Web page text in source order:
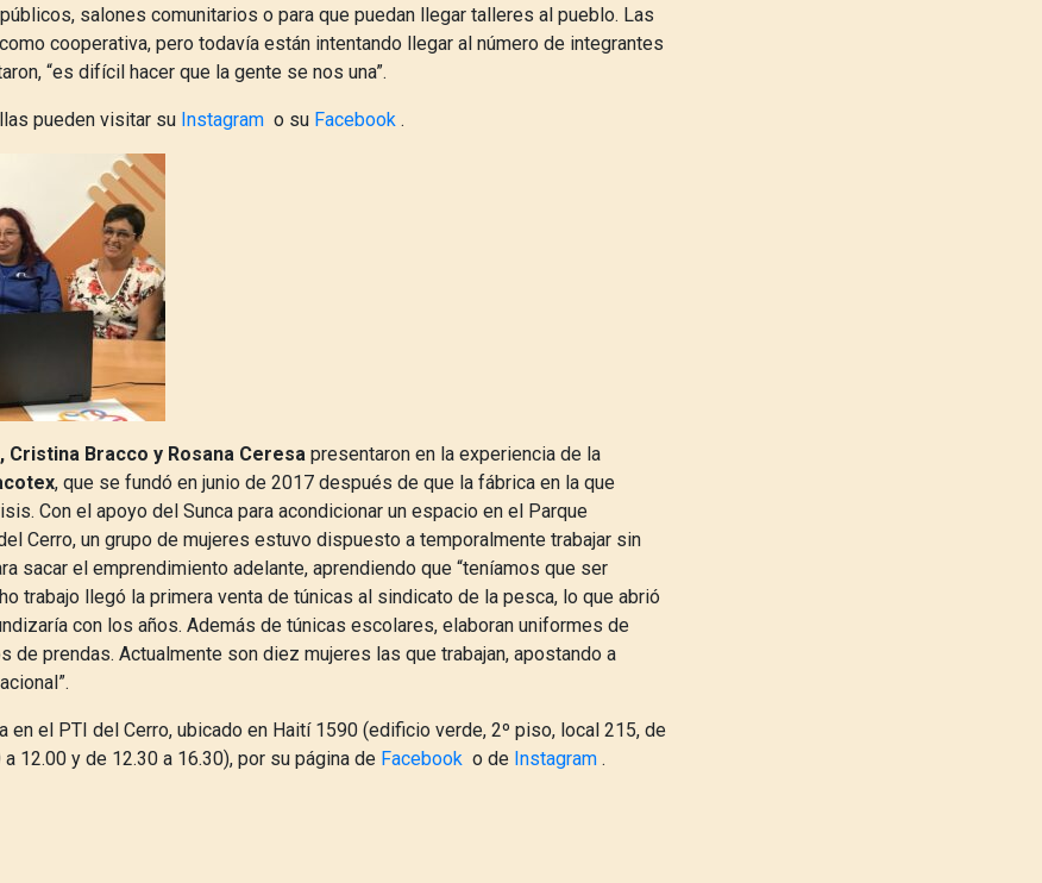
salones comunitarios o para que puedan llegar talleres al pueblo. Las
cooperativa, pero todavía están intentando llegar al número de integrantes
“es difícil hacer que la gente se nos una”.
pueden visitar su Instagram o su Facebook .
Cristina Bracco y Rosana Ceresa presentaron en la experiencia de la
, que se fundó en junio de 2017 después de que la fábrica en la que
Con el apoyo del Sunca para acondicionar un espacio en el Parque
Cerro, un grupo de mujeres estuvo dispuesto a temporalmente trabajar sin
sacar el emprendimiento adelante, aprendiendo que “teníamos que ser
trabajo llegó la primera venta de túnicas al sindicato de la pesca, lo que abrió
con los años. Además de túnicas escolares, elaboran uniformes de
de prendas. Actualmente son diez mujeres las que trabajan, apostando a
en el PTI del Cerro, ubicado en Haití 1590 (edificio verde, 2º piso, local 215, de
12.00 y de 12.30 a 16.30), por su página de Facebook o de Instagram .